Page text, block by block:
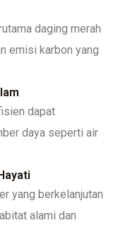
daging merah
emisi karbon yang
dapat
daya seperti air
yang berkelanjutan
alami dan